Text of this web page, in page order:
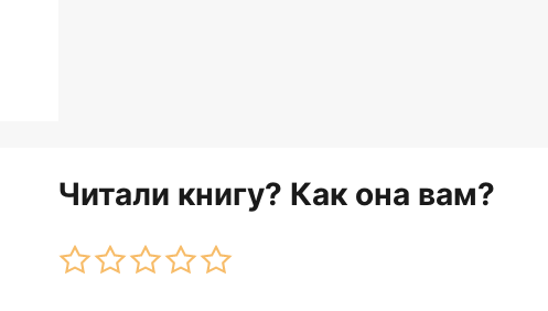
Читали книгу? Как она вам?